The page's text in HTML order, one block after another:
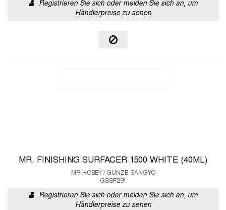
Registrieren Sie sich oder melden Sie sich an, um
Händlerpreise zu sehen
MR. FINISHING SURFACER 1500 WHITE (40ML)
MR HOBBY / GUNZE SANGYO
GSSF291
Registrieren Sie sich oder melden Sie sich an, um
Händlerpreise zu sehen